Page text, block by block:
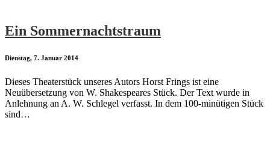
Ein Sommernachtstraum
Dienstag, 7. Januar 2014
Dieses Theaterstück unseres Autors Horst Frings ist eine
Neuübersetzung von W. Shakespeares Stück. Der Text wurde in
Anlehnung an A. W. Schlegel verfasst. In dem 100-minütigen Stück
sind…